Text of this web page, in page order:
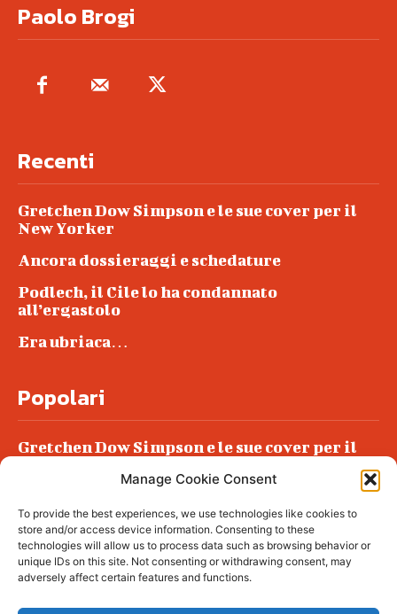
Manage Cookie Consent
To provide the best experiences, we use technologies like cookies to
store and/or access device information. Consenting to these
technologies will allow us to process data such as browsing behavior or
unique IDs on this site. Not consenting or withdrawing consent, may
adversely affect certain features and functions.
Paolo Brogi
Recenti
Gretchen Dow Simpson e le sue cover per il
New Yorker
Ancora dossieraggi e schedature
Podlech, il Cile lo ha condannato
all’ergastolo
Era ubriaca…
Popolari
Gretchen Dow Simpson e le sue cover per il
Podlech, il Cile lo ha condannato
all’ergastolo
Era ubriaca…